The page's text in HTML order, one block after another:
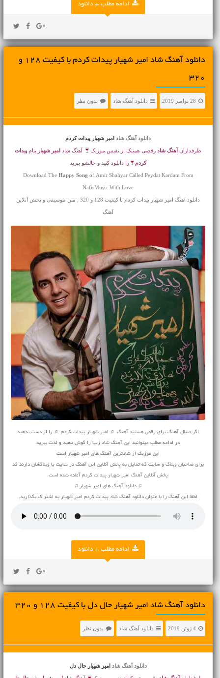
ادامه مطلب + دانلود
دانلود آهنگ شاد امیر شهیار پیدات کردم با کیفیت 128 و
320
28 نوامبر 2019 دانلود آهنگ شاد بدون نظر
دانلود آهنگ شاد امیر شهیار پیدات کردم
طرفدارانآهنگ شاد رقصی همینک از نفیس موزیک آهنگ شاد امیر شهیار بنام پیدات
کردم را دانلود کنید و حالشو ببرید
Download The Happy Song of Amir Shahyar Called Peydat Kardam From
NafisMusic With Love
دانلود اهنگ امیر شهیار پیدات کردم با کیفیت 128 و 320 , متن موسیقی و پخش آنلاین
آهنگ
اگر دنبال آهنگ برای رقص هستید آهنگ ♬ امیر شهیار پیدات کردم ♬ را از دست ندهید
در ادامه مطلب میتوانید این آهنگ شاد زیبا را گوش دهید و لذت ببرید
این موزیک از شادترین آهنگ های امیر شهیار است
برای صاحبان وبلاگ و سایت که تمایل به پخش آنلاین این آهنگ در سایت یا وبلاگشان دارند کد
پخش آنلاین آهنگ امیر شهیار پیدات کردم آماده شده است
♫ دانلود آهنگ های امیر شهیار ♫
لطفا این آهنگ را با عنوان دانلود آهنگ شاد پیدات کردم امیر شهیار به اشتراک بگذارید.
ادامه مطلب + دانلود
دانلود آهنگ شاد امیر شهیار حال دل با کیفیت 128 و 320
4 ژوئن 2019 دانلود آهنگ شاد بدون نظر
دانلود آهنگ شاد امیر شهیار حال دل